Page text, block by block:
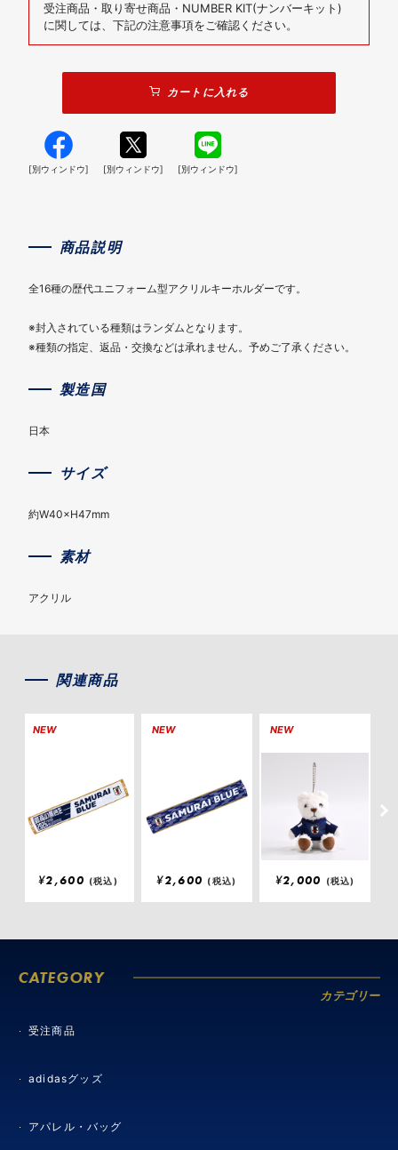
受注商品・取り寄せ商品・NUMBER KIT(ナンバーキット)
に関しては、下記の注意事項をご確認ください。
カートに入れる
[別ウィンドウ] [別ウィンドウ] [別ウィンドウ]
商品説明
全16種の歴代ユニフォーム型アクリルキーホルダーです。
※封入されている種類はランダムとなります。
※種類の指定、返品・交換などは承れません。予めご了承ください。
製造国
日本
サイズ
約W40×H47mm
素材
アクリル
関連商品
NEW
¥2,600 (税込)
NEW
¥2,600 (税込)
NEW
¥2,000 (税込)
CATEGORY
カテゴリー
受注商品
adidasグッズ
アパレル・バッグ